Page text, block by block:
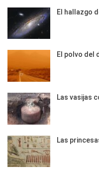
El hallazgo
El polvo del
Las vasijas
Las